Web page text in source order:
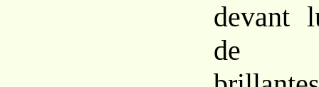
devant
de